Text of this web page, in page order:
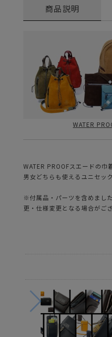
商品説明
WATER
WATER PROOFスエードの巾
男女どちらも使えるユニセッ
※付属品・パーツを含めまし
更・仕様変更となる場合がご